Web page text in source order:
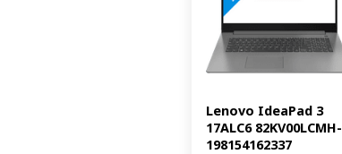
Lenovo IdeaPad 3
17ALC6 82KV00LCMH-
198154162337